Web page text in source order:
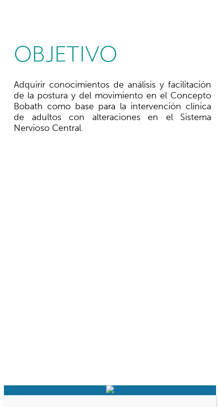
OBJETIVO
Adquirir conocimientos de análisis y facilitación
de la postura y del movimiento en el Concepto
Bobath como base para la intervención clínica
de adultos con alteraciones en el Sistema
Nervioso Central.